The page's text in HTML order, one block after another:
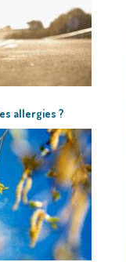
allergies ?